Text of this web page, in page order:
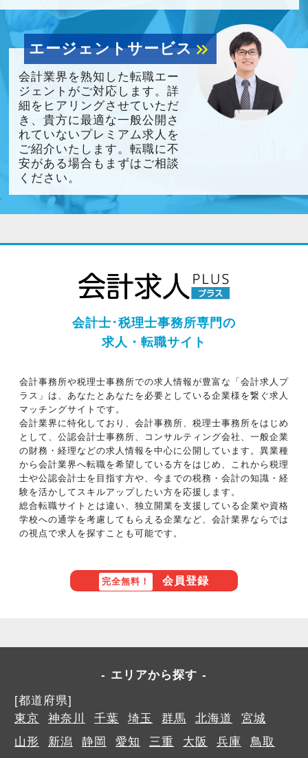
エージェントサービスkeyboard_double_arrow_right
会計業界を熟知した転職エー
ジェントがご対応します。詳
細をヒアリングさせていただ
き、貴方に最適な一般公開さ
れていないプレミアム求人を
ご紹介いたします。転職に不
安がある場合もまずはご相談
ください。
会計士･税理士事務所専門の
求人・転職サイト
会計事務所や税理士事務所での求人情報が豊富な「会計求人プ
ラス」は、あなたとあなたを必要としている企業様を繋ぐ求人
マッチングサイトです。
会計業界に特化しており、会計事務所、税理士事務所をはじめ
として、公認会計士事務所、コンサルティング会社、一般企業
の財務・経理などの求人情報を中心に公開しています。異業種
から会計業界へ転職を希望している方をはじめ、これから税理
士や公認会計士を目指す方や、今までの税務・会計の知識・経
験を活かしてスキルアップしたい方を応援します。
総合転職サイトとは違い、独立開業を支援している企業や資格
学校への通学を考慮してもらえる企業など、会計業界ならでは
の視点で求人を探すことも可能です。
完全無料！ 会員登録
エリアから探す
[都道府県]
東京
神奈川 千葉 埼玉 群馬 北海道
宮城
山形
新潟 静岡 愛知 三重 大阪 兵庫
鳥取